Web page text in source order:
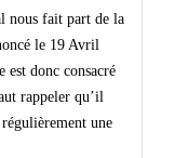
nous fait part de la
le 19 Avril
est donc consacré
rappeler qu’il
une